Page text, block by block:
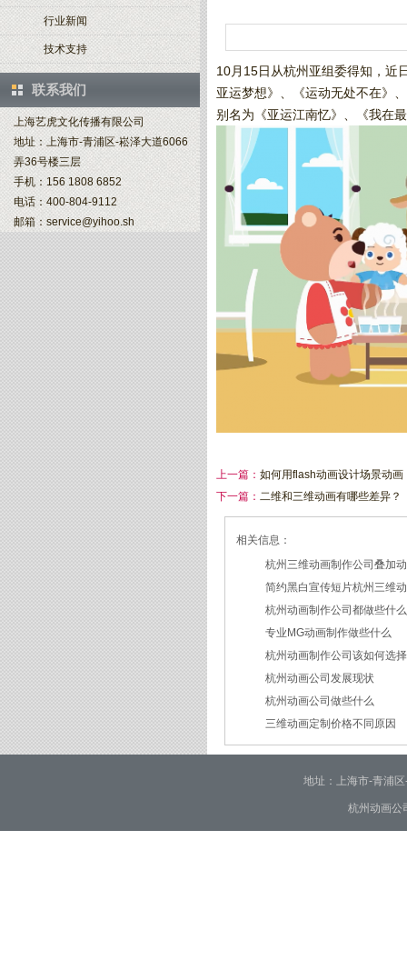
行业新闻
技术支持
联系我们
上海艺虎文化传播有限公司
地址：上海市-青浦区-崧泽大道6066
弄36号楼三层
手机：156 1808 6852
电话：400-804-9112
邮箱：service@yihoo.sh
10月15日从杭州亚组委得知，近
亚运梦想》、《运动无处不在》
别名为《亚运江南忆》、《我在
上一篇： 如何用flash动画设计场景动画
下一篇： 二维和三维动画有哪些差异？
相关信息：
杭州三维动画制作公司叠加
2026/07/27
简约黑白宣传短片杭州三维
2026/07/23
杭州动画制作公司都做些什
2026/03/18
专业MG动画制作做些什么
2026/03/16
杭州动画制作公司该如何选择
2026/03/05
杭州动画公司发展现状
2026/03/03
杭州动画公司做些什么
2026/02/28
三维动画定制价格不同原因
2026/02/02
地址：上海市-青浦
杭州动画公